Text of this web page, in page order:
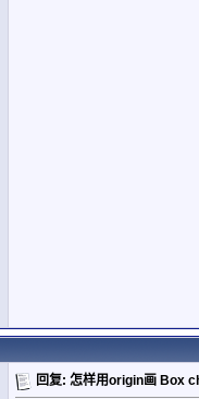
回复: 怎样用origin画 Box